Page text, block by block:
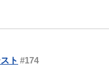
ト #174